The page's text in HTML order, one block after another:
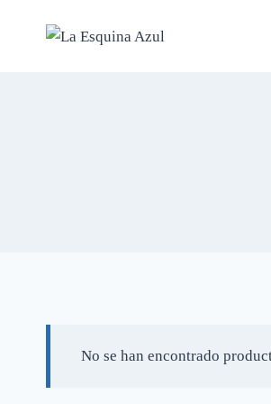
No se han encontrado